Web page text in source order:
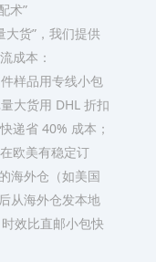
术”​
大货”，我们提供
成本：​
样品用专线小包
大货用 DHL 折扣
递省 40% 成本；​
欧美有稳定订
海外仓（如美国
从海外仓发本地
效比直邮小包快